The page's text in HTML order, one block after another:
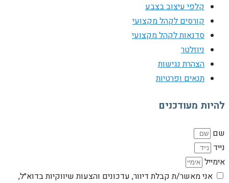
קלפי עיצוב בצבע
קורסים לקהל מקצועי
סדנאות לקהל מקצועי
ניוזלטר
הצהרת נגישות
תנאים ופרטיות
להיות מעודכנים
שם
נייד
אימייל
אני מאשר/ת קבלת דיוור, עדכונים והצעות שיווקיות בדוא״ל,